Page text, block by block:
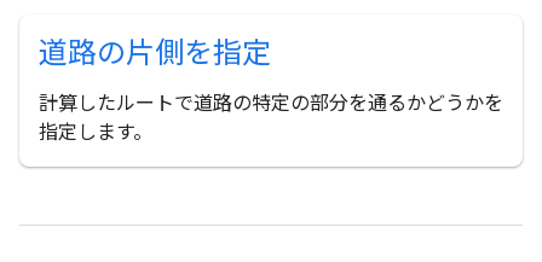
道路の片側を指定
計算したルートで道路の特定の部分を通るかどうかを
指定します。